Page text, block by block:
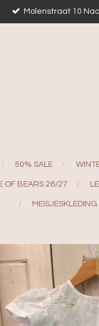
Molenstraat 10
50% SALE
OF BEARS 26/27
MEISJESKLEDING